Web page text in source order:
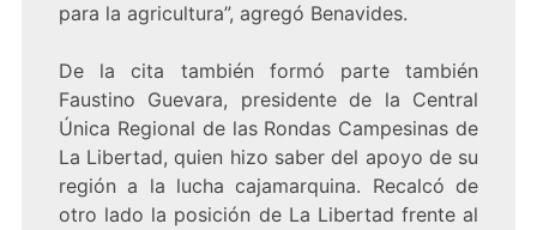
para la agricultura”, agregó Benavides.
De la cita también formó parte también
Faustino Guevara, presidente de la Central
Única Regional de las Rondas Campesinas de
La Libertad, quien hizo saber del apoyo de su
región a la lucha cajamarquina. Recalcó de
otro lado la posición de La Libertad frente al